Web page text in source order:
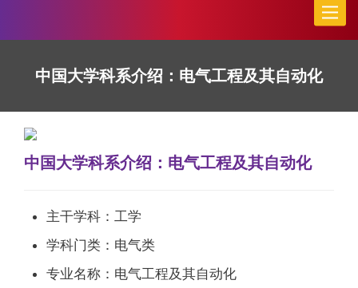
Toggle
中国大学科系介绍：电气工程及其自动化
中国大学科系介绍：电气工程及其自动化
主干学科：工学
学科门类：电气类
专业名称：电气工程及其自动化